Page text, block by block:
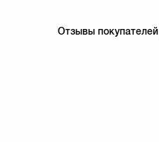
Отзывы покупателей